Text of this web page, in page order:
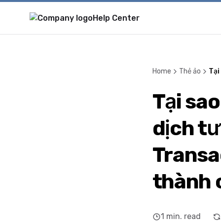
Help Center
Home Thẻ ảo
Tại
dịch
thành
1 min. read